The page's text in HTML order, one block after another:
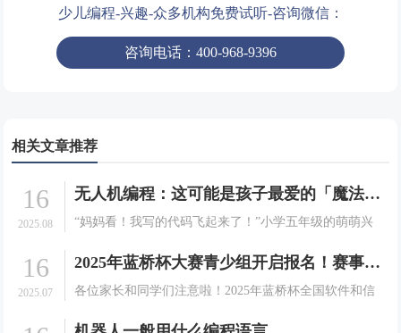
少儿编程-兴趣-众多机构免费试听-咨询微信：
咨询电话：400-968-9396
相关文章推荐
16
2025.08
无人机编程：这可能是孩子最爱的「魔法课」！
“妈妈看！我写的代码飞起来了！”小学五年级的萌萌兴
成就感的光芒。这不是科幻电影中的场景，而是发生在
学习变.
16
2025.07
2025年蓝桥杯大赛青少组开启报名！赛事详情及注册指南请查收
各位家长和同学们注意啦！2025年蓝桥杯全国软件和信
向在校中小学生的全国性竞赛，秉承公平、公正、公